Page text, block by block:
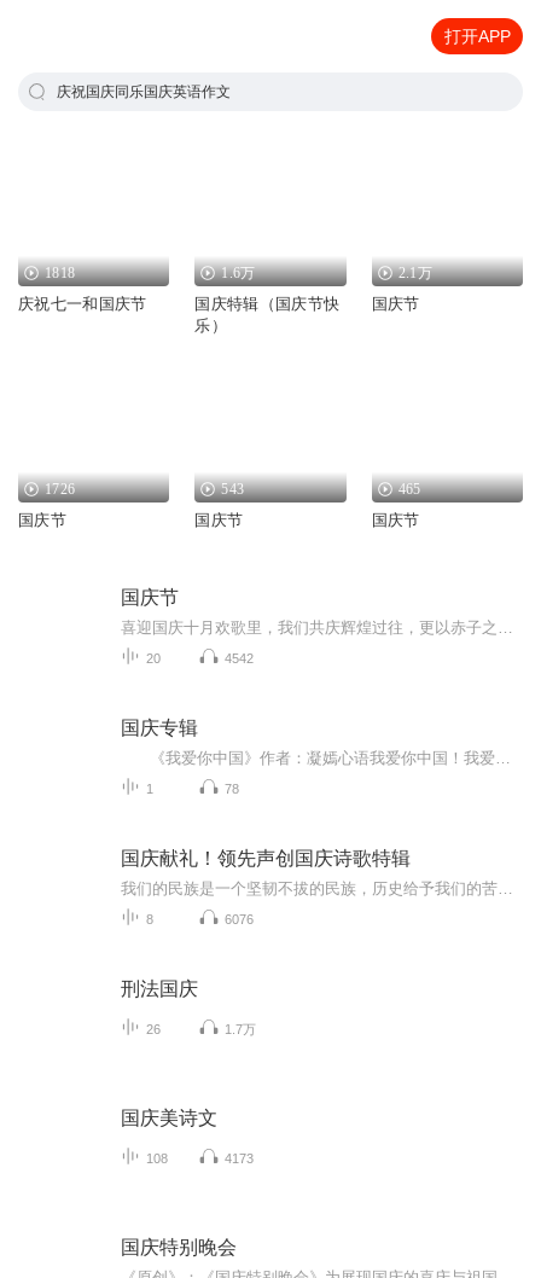
打开APP
庆祝国庆同乐国庆英语作文
1818
庆祝七一和国庆节
1.6万
国庆特辑（国庆节快
乐）
2.1万
国庆节
1726
国庆节
543
国庆节
465
国庆节
国庆节
20 4542
国庆专辑
1 78
国庆献礼！领先声创国庆诗歌特辑
8 6076
刑法国庆
26 1.7万
国庆美诗文
108 4173
国庆特别晚会